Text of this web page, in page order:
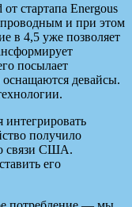
стартапа Energous
и при этом
в 4,5 уже позволяет
посылает
девайсы.
получило
связи США.
его